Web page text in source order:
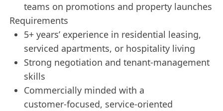
teams on promotions and property launches
Requirements
5+ years’ experience in residential leasing,
serviced apartments, or hospitality living
Strong negotiation and tenant‑management
skills
Commercially minded with a
customer‑focused, service‑oriented